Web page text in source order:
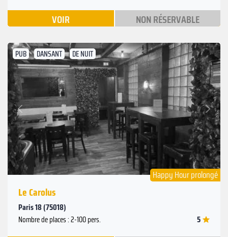
VOIR NON RÉSERVABLE
PUB DANSANT DE NUIT
Précédent
Suivant
Happy Hour prolongé
Le Carolus
Paris 18 (75018)
Nombre de places : 2-100 pers. 5